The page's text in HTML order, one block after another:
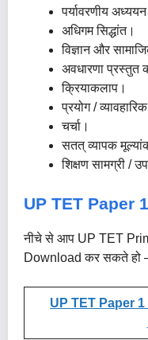
पर्यावरणीय अध्ययन
अधिगम सिद्धांत।
विज्ञान और
अवधारणा प्रस्तुत
क्रियाकलाप।
प्रयोग /
चर्चा।
सतत् व्यापक
शिक्षण सामग्री /
UP TET Paper
नीचे से आप UP TET
Download कर सकते हो
UP TET Paper